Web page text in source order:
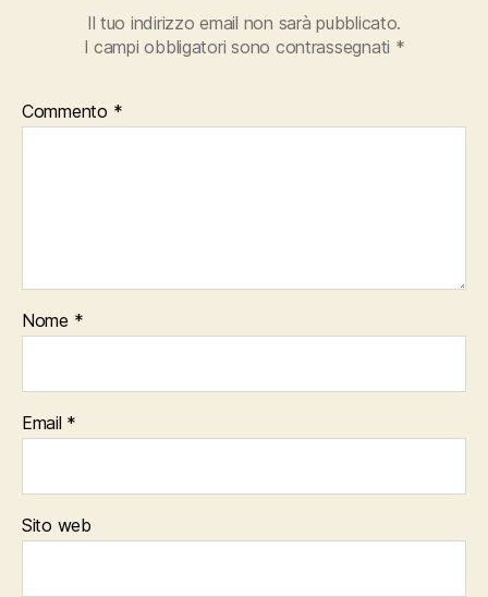
Il tuo indirizzo email non sarà pubblicato.
I campi obbligatori sono contrassegnati *
Commento *
Nome *
Email *
Sito web